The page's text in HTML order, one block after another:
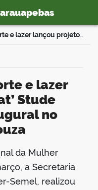
Secretaria de esporte e lazer lançou projeto Beat’ Stude com um aulão inaugural no ginásio Islander Souza
Stude
no
da Mulher
a Secretaria
Semel, realizou